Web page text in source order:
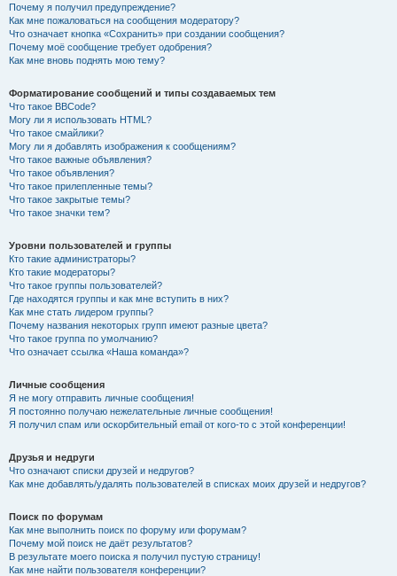
Почему я получил предупреждение?
Как мне пожаловаться на сообщения модератору?
Что означает кнопка «Сохранить» при создании сообщения?
Почему моё сообщение требует одобрения?
Как мне вновь поднять мою тему?
Форматирование сообщений и типы создаваемых тем
Что такое BBCode?
Могу ли я использовать HTML?
Что такое смайлики?
Могу ли я добавлять изображения к сообщениям?
Что такое важные объявления?
Что такое объявления?
Что такое прилепленные темы?
Что такое закрытые темы?
Что такое значки тем?
Уровни пользователей и группы
Кто такие администраторы?
Кто такие модераторы?
Что такое группы пользователей?
Где находятся группы и как мне вступить в них?
Как мне стать лидером группы?
Почему названия некоторых групп имеют разные цвета?
Что такое группа по умолчанию?
Что означает ссылка «Наша команда»?
Личные сообщения
Я не могу отправить личные сообщения!
Я постоянно получаю нежелательные личные сообщения!
Я получил спам или оскорбительный email от кого-то с этой конференции!
Друзья и недруги
Что означают списки друзей и недругов?
Как мне добавлять/удалять пользователей в списках моих друзей и недругов?
Поиск по форумам
Как мне выполнить поиск по форуму или форумам?
Почему мой поиск не даёт результатов?
В результате моего поиска я получил пустую страницу!
Как мне найти пользователя конференции?